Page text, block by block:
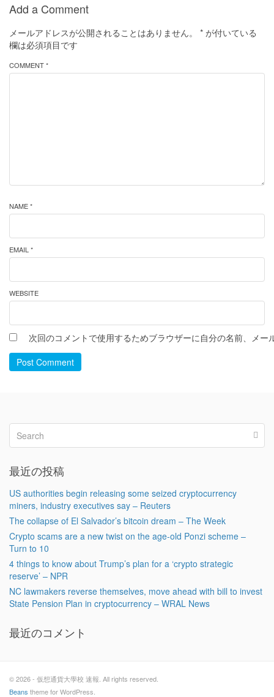
Add a Comment
メールアドレスが公開されることはありません。 * が付いている
欄は必須項目です
COMMENT *
NAME *
EMAIL *
WEBSITE
次回のコメントで使用するためブラウザーに自分の名前、メー
Post Comment
最近の投稿
US authorities begin releasing some seized cryptocurrency
miners, industry executives say – Reuters
The collapse of El Salvador’s bitcoin dream – The Week
Crypto scams are a new twist on the age-old Ponzi scheme –
Turn to 10
4 things to know about Trump’s plan for a ‘crypto strategic
reserve’ – NPR
NC lawmakers reverse themselves, move ahead with bill to invest
State Pension Plan in cryptocurrency – WRAL News
最近のコメント
© 2026 - 仮想通貨大學校 速報. All rights reserved.
Beans theme for WordPress.